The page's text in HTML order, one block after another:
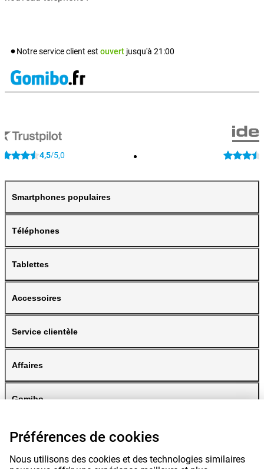
Notre service client est ouvert jusqu'à 21:00
4,5/5,0
Smartphones populaires
Téléphones
Tablettes
Accessoires
Service clientèle
Affaires
Gomibo
Préférences de cookies
Nous utilisons des cookies et des technologies similaires